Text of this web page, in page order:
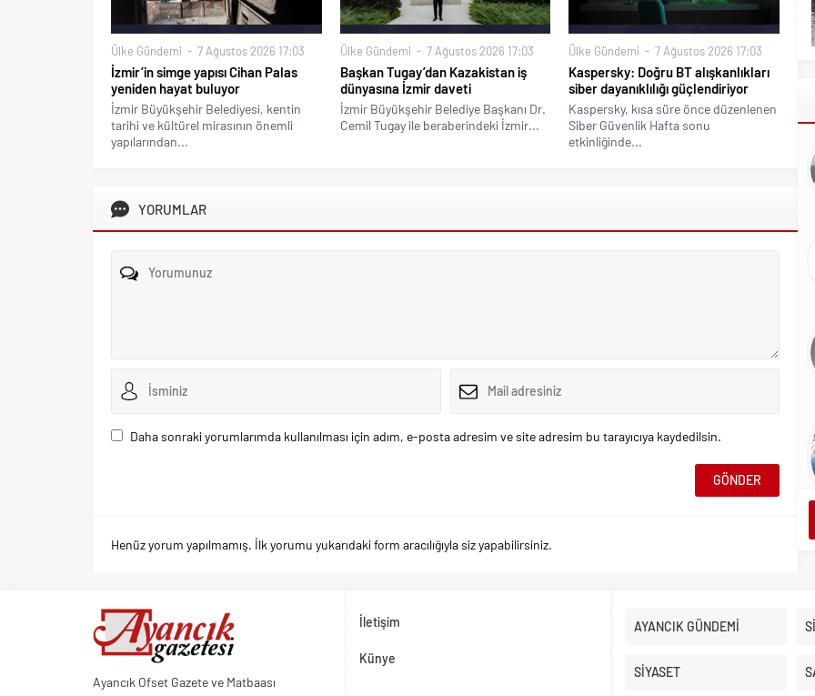
Ülke Gündemi 7 Ağustos 2026 17:03
İzmir’in simge yapısı Cihan Palas
yeniden hayat buluyor
İzmir Büyükşehir Belediyesi, kentin
tarihi ve kültürel mirasının önemli
yapılarından...
Ülke Gündemi 7 Ağustos 2026 17:03
Başkan Tugay’dan Kazakistan iş
dünyasına İzmir daveti
İzmir Büyükşehir Belediye Başkanı Dr.
Cemil Tugay ile beraberindeki İzmir...
Ülke Gündemi 7 Ağustos 2026 17:03
Kaspersky: Doğru BT alışkanlıkları
siber dayanıklılığı güçlendiriyor
Kaspersky, kısa süre önce düzenlenen
Siber Güvenlik Hafta sonu
etkinliğinde...
YORUMLAR
Daha sonraki yorumlarımda kullanılması için adım, e-posta adresim ve site adresim bu tarayıcıya kaydedilsin.
Henüz yorum yapılmamış. İlk yorumu yukarıdaki form aracılığıyla siz yapabilirsiniz.
Ayancık Ofset Gazete ve Matbaası
İletişim
Künye
AYANCIK GÜNDEMİ
SİYASET